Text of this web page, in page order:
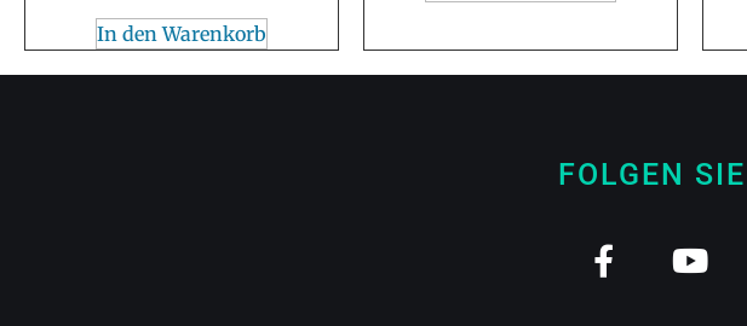
In den Warenkorb
FOLGEN